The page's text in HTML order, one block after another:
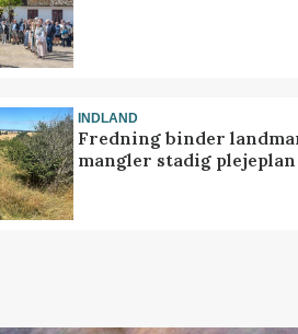
INDLAND
Fredning binder
mangler stadig plejeplan